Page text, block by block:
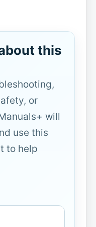
this
or
will
use this
to help